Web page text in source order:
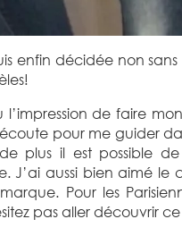
enfin décidée non
de faire
pour me guider
plus il est possible
J’ai aussi bien aimé
Pour les
pas aller découvrir